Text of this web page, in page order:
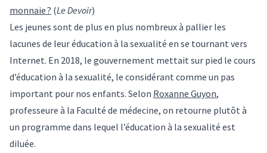
monnaie ? (Le Devoir)
Les jeunes sont de plus en plus nombreux à pallier les
lacunes de leur éducation à la sexualité en se tournant vers
Internet. En 2018, le gouvernement mettait sur pied le cours
d’éducation à la sexualité, le considérant comme un pas
important pour nos enfants. Selon Roxanne Guyon,
professeure à la Faculté de médecine, on retourne plutôt à
un programme dans lequel l’éducation à la sexualité est
diluée.